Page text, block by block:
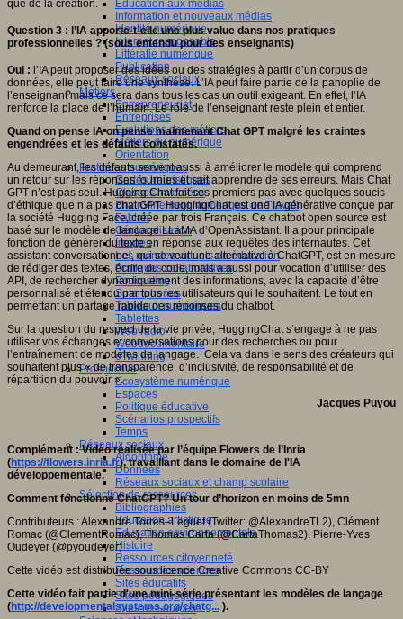
Education aux médias
Information et nouveaux médias
Identité numérique
Internet responsable
Littératie numérique
Publication
Réseaux sociaux
Métiers
Entrepreneuriat
Entreprises
Evolutions des métiers
Métiers du numérique
Orientation
Pratiques numériques
Cartes heuristiques
Classes inversées
Environnement Numérique de Travail
Fablab
Géolocalisation
Images
Les mondes virtuels en éducation
Pratiques collaboratives
Podcasting
Smartphones
Tableaux numériques
Tablettes
Web radio
Webdocumentaire
eTwinning
Prospective
Ecosystème numérique
Espaces
Politique éducative
Scénarios prospectifs
Temps
Réseaux sociaux
Algorithme
Données
Réseaux sociaux et champ scolaire
Sélection de ressources
Bibliographies
Education artistique
Education environnementale
Histoire
Ressources citoyenneté
Ressources sciences
Sites éducatifs
Sites pédagogiques
Sites ressources
que de la création.
Question 3 : l’IA apporte-t-elle une plus value dans nos pratiques
professionnelles ? (sous entendu pour des enseignants)
Oui : l’IA peut proposer des idées ou des stratégies à partir d’un corpus de
données, elle peut faire une synthèse. L’IA peut faire partie de la panoplie de
l’enseignant mais ce sera dans tous les cas un outil exigeant. En effet, l’IA
renforce la place de l’humain. Le rôle de l’enseignant reste plein et entier.
Quand on pense IA on pense maintenant Chat GPT malgré les craintes
engendrées et les défauts constatés.
Au demeurant, les défauts servent aussi à améliorer le modèle qui comprend
un retour sur les réponses fournies et sait apprendre de ses erreurs. Mais Chat
GPT n’est pas seul. Hugging Chat fait ses premiers pas avec quelques soucis
d’éthique que n’a pas chat GPT. HuggingChat est une IA générative conçue par
la société Hugging Face, créée par trois Français. Ce chatbot open source est
basé sur le modèle de langage LLaMA d’OpenAssistant. Il a pour principale
fonction de générer du texte en réponse aux requêtes des internautes. Cet
assistant conversationnel, qui se veut une alternative à ChatGPT, est en mesure
de rédiger des textes, écrire du code, mais a aussi pour vocation d’utiliser des
API, de rechercher dynamiquement des informations, avec la capacité d’être
personnalisé et étendu par tous les utilisateurs qui le souhaitent. Le tout en
permettant un partage rapide des réponses du chatbot.
Sur la question du respect de la vie privée, HuggingChat s’engage à ne pas
utiliser vos échanges et conversations pour des recherches ou pour
l’entraînement de modèles de langage. Cela va dans le sens des créateurs qui
souhaitent plus « de transparence, d’inclusivité, de responsabilité et de
répartition du pouvoir ».
Jacques Puyou
Complément : Vidéo réalisée par l’équipe Flowers de l’Inria
(https://flowers.inria.fr), travaillant dans le domaine de l'IA
développementale.
Comment fonctionne ChatGPT? Un tour d’horizon en moins de 5mn
Contributeurs : Alexandre Torres–Leguet (Twitter: @AlexandreTL2), Clément
Romac (@ClementRomac), Thomas Carta (@CartaThomas2), Pierre-Yves
Oudeyer (@pyoudeyer)
Cette vidéo est distribuée sous licence Creative Commons CC-BY
Cette vidéo fait partie d'une mini-série présentant les modèles de langage
(http://developmentalsystems.org/chatg... ).